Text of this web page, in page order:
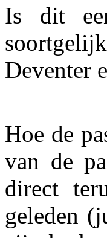
Is dit
Deventer
Hoe de
van de
direct
geleden